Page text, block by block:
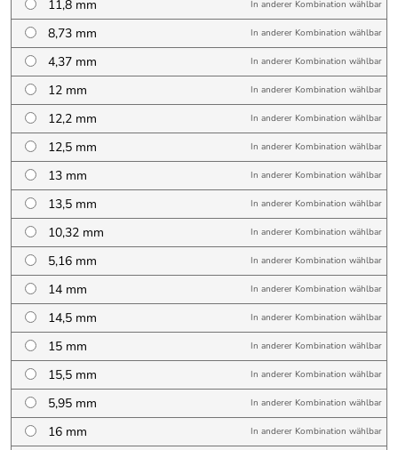
11,8 mm In anderer Kombination wählbar
8,73 mm In anderer Kombination wählbar
4,37 mm In anderer Kombination wählbar
12 mm In anderer Kombination wählbar
12,2 mm In anderer Kombination wählbar
12,5 mm In anderer Kombination wählbar
13 mm In anderer Kombination wählbar
13,5 mm In anderer Kombination wählbar
10,32 mm In anderer Kombination wählbar
5,16 mm In anderer Kombination wählbar
14 mm In anderer Kombination wählbar
14,5 mm In anderer Kombination wählbar
15 mm In anderer Kombination wählbar
15,5 mm In anderer Kombination wählbar
5,95 mm In anderer Kombination wählbar
16 mm In anderer Kombination wählbar